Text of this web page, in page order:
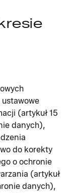
(artykuł 15
danych),
do korekty
o ochronie
(artykuł
danych),